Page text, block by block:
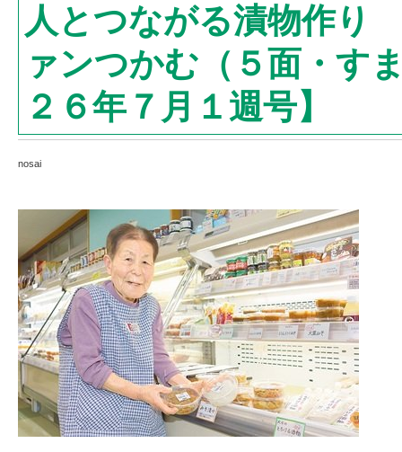
人とつながる漬物作り
ァンつかむ（５面・す
２６年７月１週号】
nosai